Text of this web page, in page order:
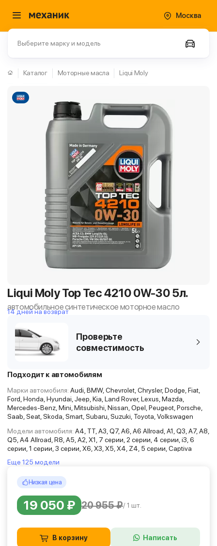
Москва
Выберите марку и модель
Каталог Моторные масла Liqui Moly
Liqui Moly Top Tec 4210 0W-30 5л.
автомобильное синтетическое моторное масло
14 дней на возврат
Проверьте
совместимость
Подходит к автомобилям
Марки автомобиля: Audi, BMW, Chevrolet, Chrysler, Dodge, Fiat,
Ford, Honda, Hyundai, Jeep, Kia, Land Rover, Lexus, Mazda,
Mercedes-Benz, Mini, Mitsubishi, Nissan, Opel, Peugeot, Porsche,
Saab, Seat, Skoda, Smart, Subaru, Suzuki, Toyota, Volkswagen
Модели автомобиля: A4, TT, A3, Q7, A6, A6 Allroad, A1, Q3, A7, A8,
Q5, A4 Allroad, R8, A5, A2, X1, 7 серии, 2 серии, 4 серии, i3, 6
серии, 1 серии, 3 серии, X6, X3, X5, X4, Z4, 5 серии, Captiva
Еще 125 модели
Низкая цена
19 050 ₽ 20 955 ₽/ 1 шт.
В корзину Написать